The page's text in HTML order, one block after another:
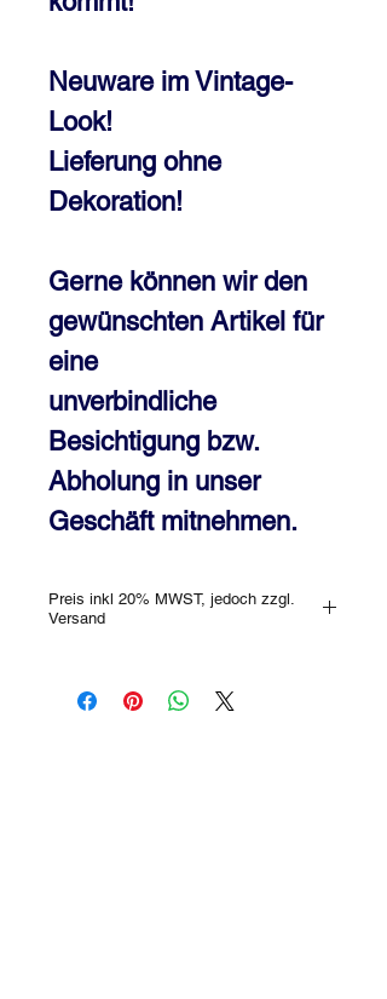
Neuware im Vintage-
Look!
Lieferung ohne
Dekoration!
Gerne können wir den
gewünschten Artikel für
eine
unverbindliche
Besichtigung bzw.
Abholung in unser
Geschäft mitnehmen.
Preis inkl 20% MWST, jedoch zzgl.
Versand